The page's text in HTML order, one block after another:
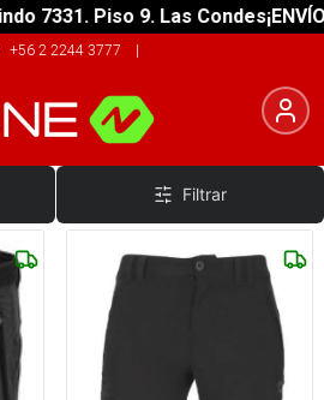
7331. Piso 9. Las Condes
+56 2 2244 3777 |
Filtrar